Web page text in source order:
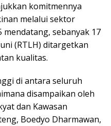
komitmennya
melalui sektor
mendatang, sebanyak 17
(RTLH) ditargetkan
kualitas.
di antara seluruh
disampaikan oleh
dan Kawasan
Boedyo Dharmawan,